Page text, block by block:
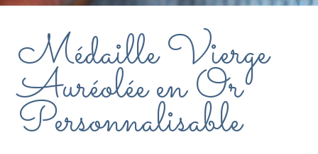
Médaille Vierge
Auréolée en Or
Personnalisable